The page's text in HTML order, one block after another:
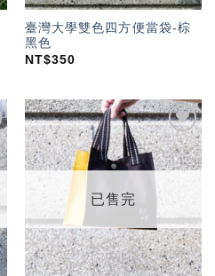
臺灣大學雙色四方便當袋-棕
黑色
NT$350
加入
「願
望輕
已售完